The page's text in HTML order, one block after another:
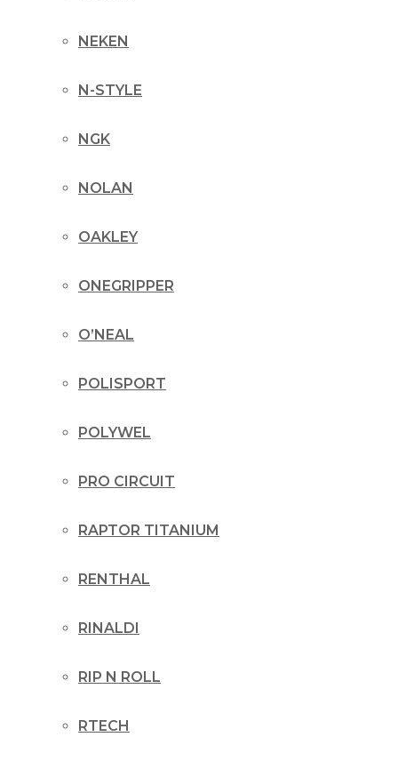
NEKEN
N-STYLE
NGK
NOLAN
OAKLEY
ONEGRIPPER
O’NEAL
POLISPORT
POLYWEL
PRO CIRCUIT
RAPTOR TITANIUM
RENTHAL
RINALDI
RIP N ROLL
RTECH